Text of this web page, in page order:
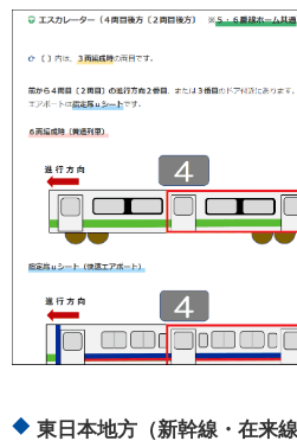
東日本地方（新幹線・在来